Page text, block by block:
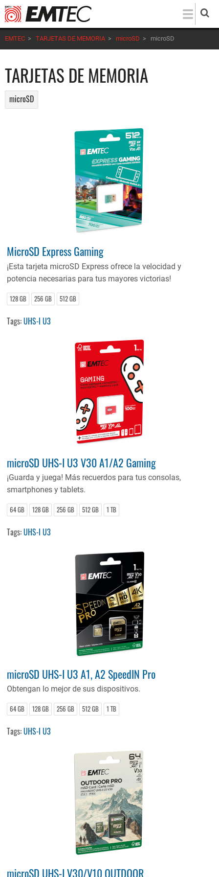
Pasar
al
contenido
principal
EMTEC > TARJETAS DE MEMORIA > microSD > microSD
TARJETAS DE MEMORIA
microSD
MicroSD Express Gaming
¡Esta tarjeta microSD Express ofrece la velocidad y
potencia necesarias para tus mayores victorias!
128 GB 256 GB 512 GB
Tags:UHS-I U3
microSD UHS-I U3 V30 A1/A2 Gaming
¡Guarda y juega! Más recuerdos para tus consolas,
smartphones y tablets.
64 GB 128 GB 256 GB 512 GB 1 TB
Tags:UHS-I U3
microSD UHS-I U3 A1, A2 SpeedIN Pro
Obtengan lo mejor de sus dispositivos.
64 GB 128 GB 256 GB 512 GB 1 TB
Tags:UHS-I U3
microSD UHS-I V30/V10 OUTDOOR